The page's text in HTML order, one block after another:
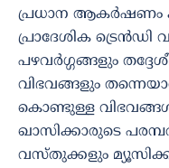
പ്രധാന ആകർഷണം
പ്രാദേശിക
പഴവർഗ്ഗങ്ങളും
വിഭവങ്ങളും
കൊണ്ടുള്ള
ഖാസിക്കാരുടെ
വസ്തുക്കളും